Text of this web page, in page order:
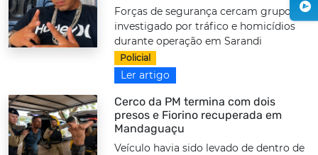
Forças de segurança cercam grupo
investigado por tráfico e homicídios
durante operação em Sarandi
Policial
Ler artigo
Cerco da PM termina com dois
presos e Fiorino recuperada em
Mandaguaçu
Veículo havia sido levado de dentro de